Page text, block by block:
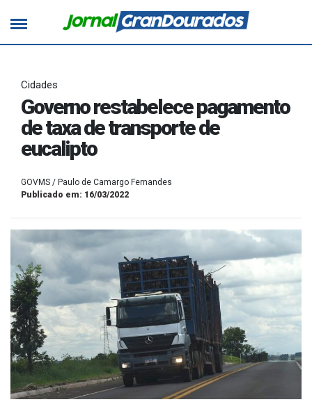
Cidades
Governo restabelece pagamento
de taxa de transporte de
eucalipto
GOVMS / Paulo de Camargo Fernandes
Publicado em: 16/03/2022